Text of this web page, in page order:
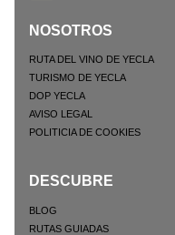
NOSOTROS
RUTA DEL VINO DE YECLA
TURISMO DE YECLA
DOP YECLA
AVISO LEGAL
POLITICIA DE COOKIES
DESCUBRE
BLOG
RUTAS GUIADAS